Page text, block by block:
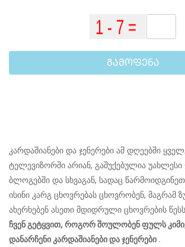
ᲒᲐᲛᲝᲤᲔᲜᲐ
კარდაშიანები და ჯენერები ამ დღეებში
ტელევიზორში არიან, გაშუქებულია უახლესი
ბლოგებში და სხვაგან, სადაც
ისინი კარგ ცხოვრებას ცხოვრობენ, მაგრამ
ახერხებენ ასეთი მდიდრული ცხოვრების
ჩვენ გეტყვით, როგორ შოულობენ ფულს
დანარჩენი კარდაშიანები და ჯენერები .